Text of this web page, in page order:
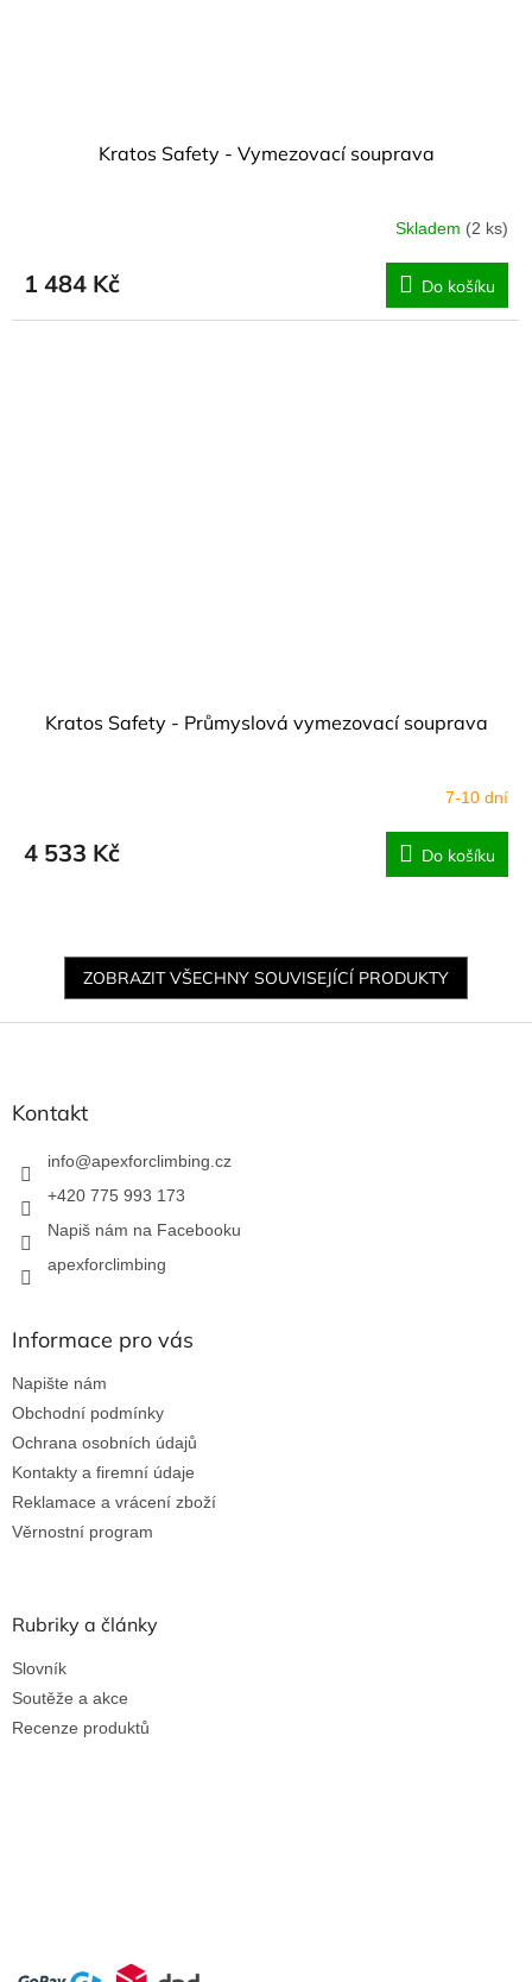
Kratos Safety - Vymezovací souprava
Skladem (2 ks)
1 484 Kč Do košíku
Kratos Safety - Průmyslová vymezovací souprava
7-10 dní
4 533 Kč Do košíku
ZOBRAZIT VŠECHNY SOUVISEJÍCÍ PRODUKTY
Z
Kontakt
info@apexforclimbing.cz
+420 775 993 173
Napiš nám na Facebooku
apexforclimbing
Informace pro vás
Napište nám
Obchodní podmínky
Ochrana osobních údajů
Kontakty a firemní údaje
Reklamace a vrácení zboží
Věrnostní program
Rubriky a články
Slovník
Soutěže a akce
Recenze produktů